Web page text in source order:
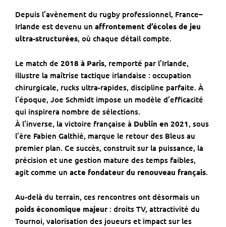
Depuis l’avènement du rugby professionnel, France–
Irlande est devenu un affrontement d’écoles de jeu
ultra-structurées, où chaque détail compte.
Le match de 2018 à Paris, remporté par l’Irlande,
illustre la maîtrise tactique irlandaise : occupation
chirurgicale, rucks ultra-rapides, discipline parfaite. À
l’époque, Joe Schmidt impose un modèle d’efficacité
qui inspirera nombre de sélections.
À l’inverse, la victoire française à Dublin en 2021 , sous
l’ère Fabien Galthié, marque le retour des Bleus au
premier plan. Ce succès, construit sur la puissance, la
précision et une gestion mature des temps faibles,
agit comme un acte fondateur du renouveau français.
Au-delà du terrain, ces rencontres ont désormais un
poids économique majeur : droits TV, attractivité du
Tournoi, valorisation des joueurs et impact sur les